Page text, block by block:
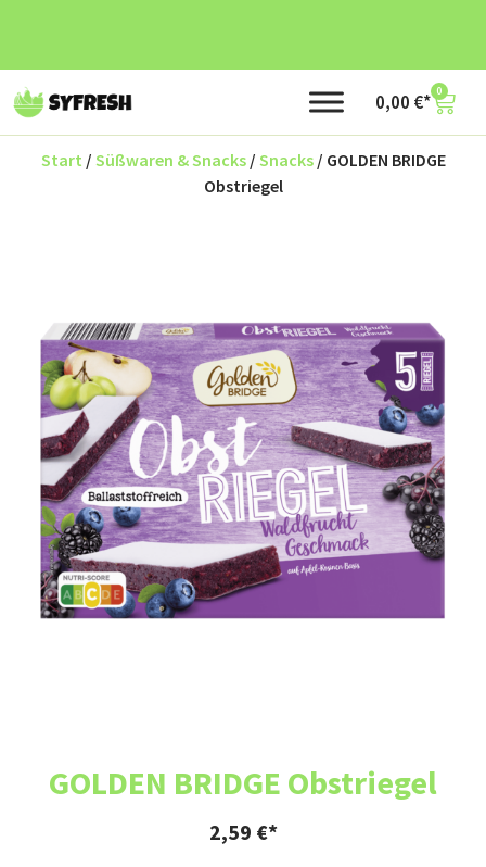
0,00 € 0
Start / Süßwaren & Snacks/ Snacks/ GOLDEN BRIDGE
Obstriegel
GOLDEN BRIDGE Obstriegel
2,59 €